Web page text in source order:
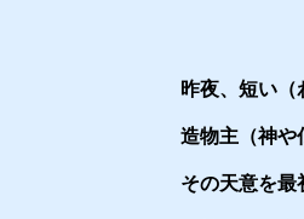
昨夜、短い（
造物主（神や
その天意を最